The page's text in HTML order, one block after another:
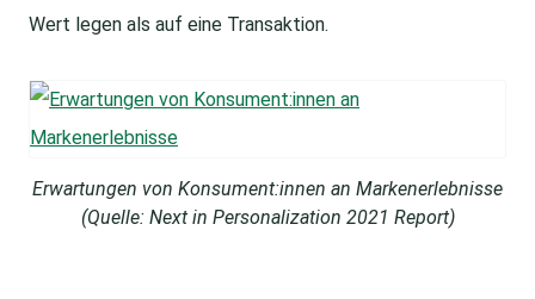
Wert legen als auf eine Transaktion.
Erwartungen von Konsument:innen an Markenerlebnisse
(Quelle: Next in Personalization 2021 Report)